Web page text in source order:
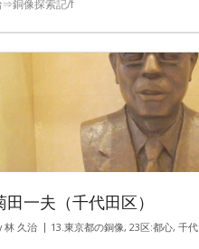
⇒銅像探索記/f
田一夫（千代田区）
林 久治 13.東京都の銅像, 23区:都心, 千